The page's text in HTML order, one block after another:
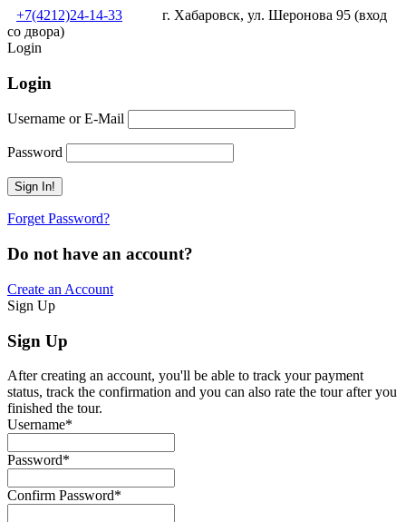
+7(4212)24-14-33
г. Хабаровск, ул. Шеронова 95 (вход
со двора)
Login
Login
Username or E-Mail
Password
Forget Password?
Do not have an account?
Create an Account
Sign Up
Sign Up
After creating an account, you'll be able to track your payment
status, track the confirmation and you can also rate the tour after you
finished the tour.
Username*
Password*
Confirm Password*